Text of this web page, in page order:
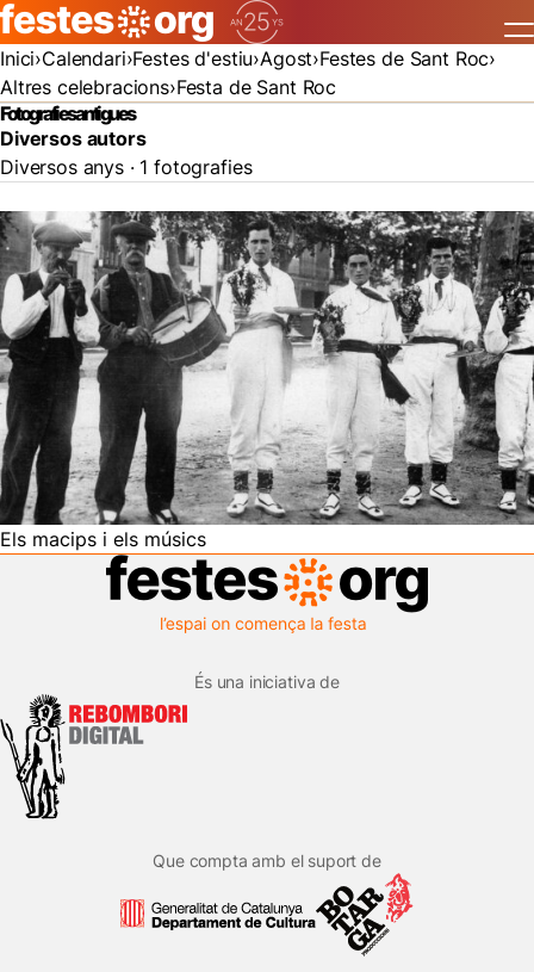
Inici Calendari Festes d'estiu Agost Festes de Sant Roc
Altres celebracions Festa de Sant Roc
Fotografies antigues
Diversos autors
Diversos anys · 1 fotografies
Els macips i els músics
És una iniciativa de
Que compta amb el suport de